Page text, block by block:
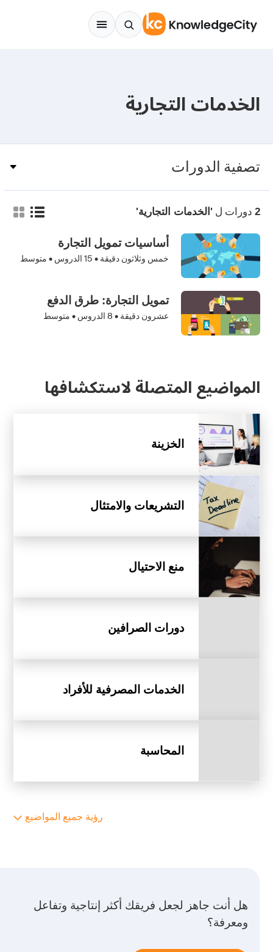
الخدمات التجارية
تصفية الدورات
2 دورات ل'الخدمات التجارية'
أساسيات تمويل التجارة
خمس وثلاثون دقيقة • 15 الدروس • متوسط
تمويل التجارة: طرق الدفع
عشرون دقيقة • 8 الدروس • متوسط
المواضيع المتصلة لاستكشافها
الخزينة
التشريعات والامتثال
منع الاحتيال
دورات الصرافين
الخدمات المصرفية للأفراد
المحاسبة
رؤية جميع المواضيع
هل أنت جاهز لجعل فريقك أكثر إنتاجية وتفاعل
ومعرفة؟